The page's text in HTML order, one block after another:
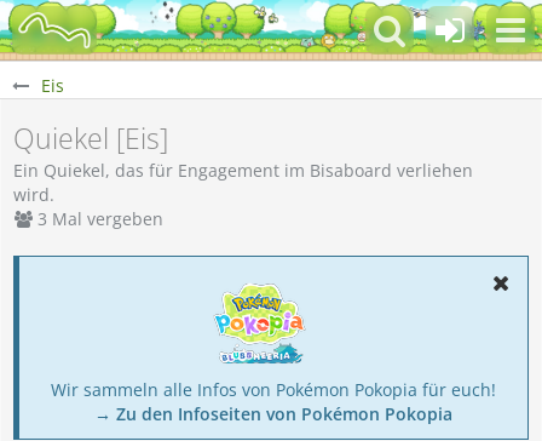
Eis
Quiekel [Eis]
Ein Quiekel, das für Engagement im Bisaboard verliehen
wird.
3 Mal vergeben
Wir sammeln alle Infos von Pokémon Pokopia für euch!
→ Zu den Infoseiten von Pokémon Pokopia